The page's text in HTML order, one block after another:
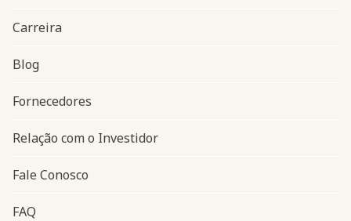
Navegação do rodapé
Carreira
Blog
Fornecedores
Relação com o Investidor
Fale Conosco
FAQ